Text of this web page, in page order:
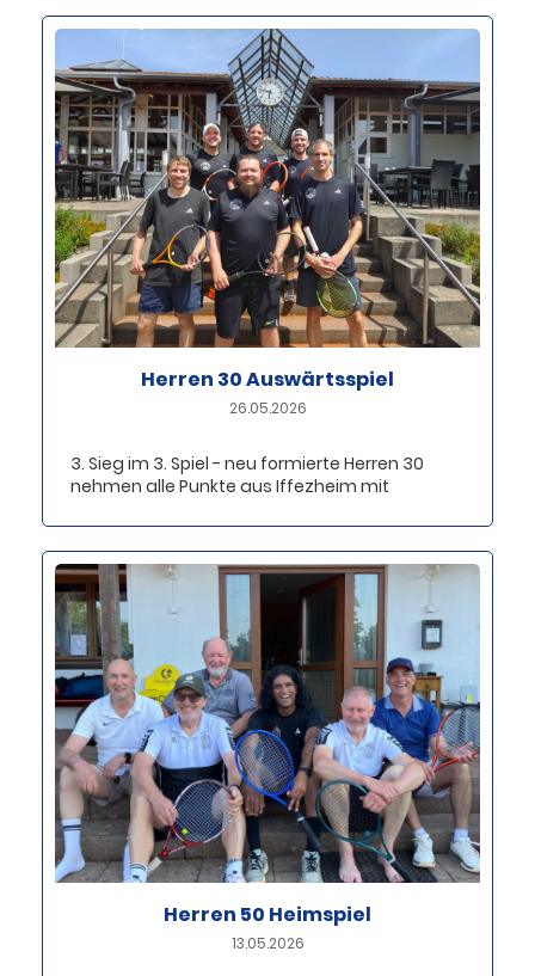
Herren 30 Auswärtsspiel
26.05.2026
3. Sieg im 3. Spiel - neu formierte Herren 30
nehmen alle Punkte aus Iffezheim mit
Herren 50 Heimspiel
13.05.2026